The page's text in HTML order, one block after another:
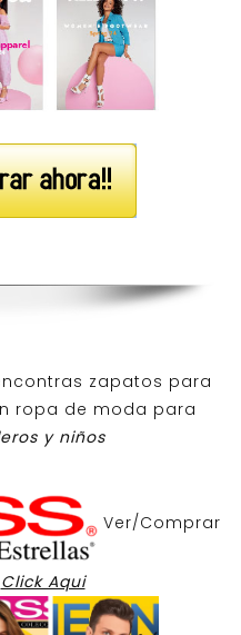
zapatos para
ropa de moda para
y niños
Ver/Comprar
Click Aqui